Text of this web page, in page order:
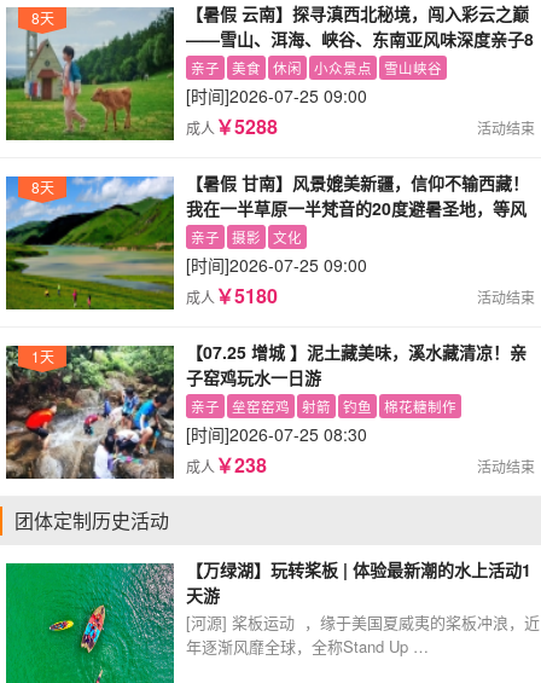
8天
【暑假 云南】探寻滇西北秘境，闯入彩云之巅
——雪山、洱海、峡谷、东南亚风味深度亲子8
日游
亲子 美食 休闲 小众景点 雪山峡谷
[时间]2026-07-25 09:00
成人 ￥5288 活动结束
8天
【暑假 甘南】风景媲美新疆，信仰不输西藏！
我在一半草原一半梵音的20度避暑圣地，等风
也等你！
亲子 摄影 文化
[时间]2026-07-25 09:00
成人 ￥5180 活动结束
1天
【07.25 增城 】泥土藏美味，溪水藏清凉！亲
子窑鸡玩水一日游
亲子 垒窑窑鸡 射箭 钓鱼 棉花糖制作
[时间]2026-07-25 08:30
成人 ￥238 活动结束
团体定制历史活动
【万绿湖】玩转桨板 | 体验最新潮的水上活动1
天游
[河源] 桨板运动 ，缘于美国夏威夷的桨板冲浪，近
年逐渐风靡全球，全称Stand Up …